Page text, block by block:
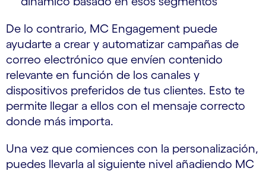
De lo contrario, MC Engagement puede
ayudarte a crear y automatizar campañas de
correo electrónico que envíen contenido
relevante en función de los canales y
dispositivos preferidos de tus clientes. Esto te
permite llegar a ellos con el mensaje correcto
donde más importa.
Una vez que comiences con la personalización,
puedes llevarla al siguiente nivel añadiendo MC